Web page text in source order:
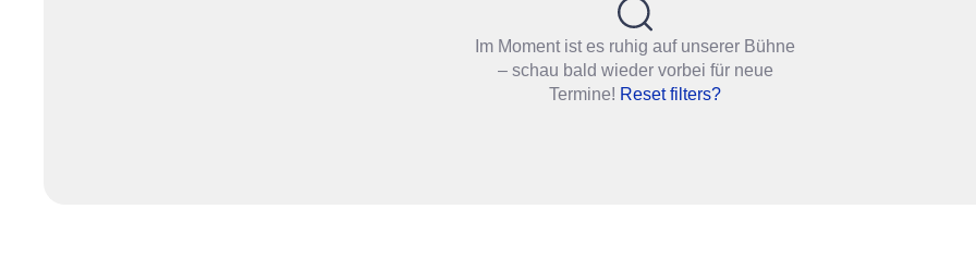
Im Moment ist es ruhig auf unserer Bühne
– schau bald wieder vorbei für neue
Termine! Reset filters?